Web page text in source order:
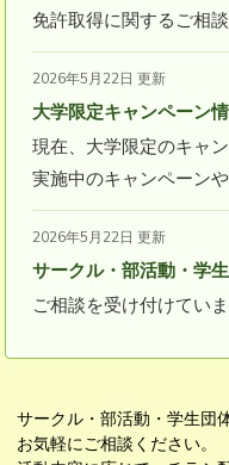
免許取得に関するご相
2026年5月22日 更新
大学限定キャンペーン
現在、大学限定のキャ
実施中のキャンペーン
2026年5月22日 更新
サークル・部活動・学
ご相談を受け付けてい
サークル・部活動・学生団
お気軽にご相談ください。